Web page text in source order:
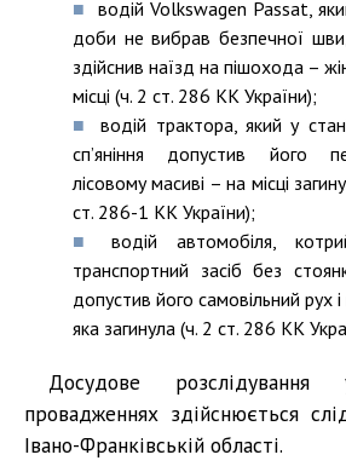
водій Volkswagen Passat,
доби не вибрав безпечної
здійснив наїзд на пішохода –
місці (ч. 2 ст. 286 КК України);
водій трактора, який у
сп’яніння допустив його
лісовому масиві – на місці
ст. 286-1 КК України);
водій автомобіля,
транспортний засіб без
допустив його самовільний рух і
яка загинула (ч. 2 ст. 286 КК
Досудове розслідування
провадженнях здійснюється
Івано-Франківській області.